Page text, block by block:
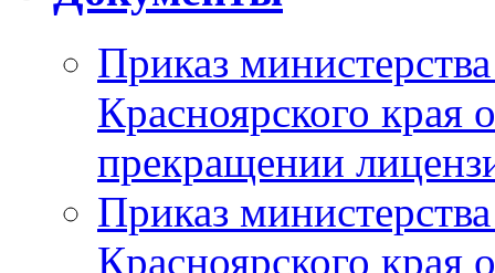
Приказ
Красноярского
прекращении
Приказ
Красноярского